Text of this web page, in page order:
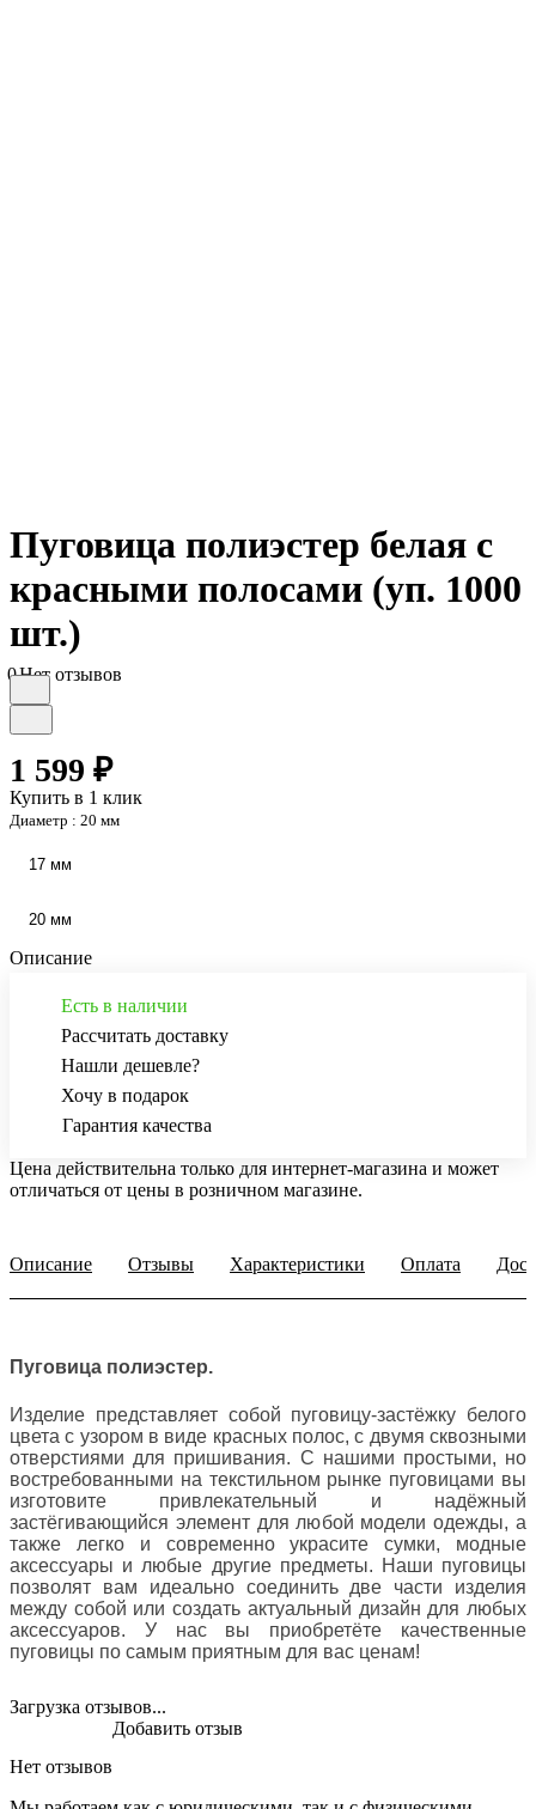
Пуговица полиэстер белая с
красными полосами (уп. 1000
шт.)
0Нет отзывов
1 599 ₽
Купить в 1 клик
Диаметр : 20 мм
17 мм
20 мм
Описание
Есть в наличии
Рассчитать доставку
Нашли дешевле?
Хочу в подарок
Гарантия качества
Цена действительна только для интернет-магазина и может
отличаться от цены в розничном магазине.
Описание Отзывы Характеристики Оплата
Пуговица полиэстер.
Изделие представляет собой пуговицу-застёжку белого
цвета с узором в виде красных полос, с двумя сквозными
отверстиями для пришивания. С нашими простыми, но
востребованными на текстильном рынке пуговицами вы
изготовите привлекательный и надёжный
застёгивающийся элемент для любой модели одежды, а
также легко и современно украсите сумки, модные
аксессуары и любые другие предметы. Наши пуговицы
позволят вам идеально соединить две части изделия
между собой или создать актуальный дизайн для любых
аксессуаров. У нас вы приобретёте качественные
пуговицы по самым приятным для вас ценам!
Загрузка отзывов...
Нет отзывов
Добавить отзыв